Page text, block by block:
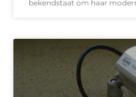
bekendstaat om haar